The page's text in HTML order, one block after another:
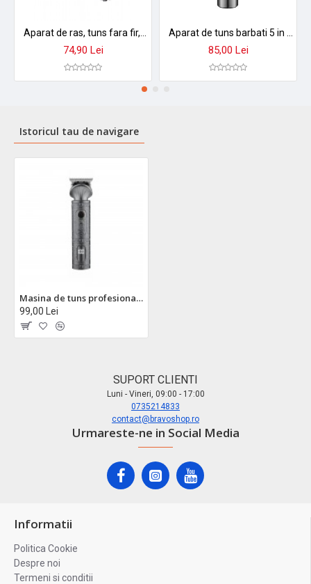
74,90 Lei 85,00 Lei
Istoricul tau de navigare
Masina de tuns profesionala zilan zln8665 - 6 capete interschimbabile, 8 nivele taiere, autonomie 170 min
99,00 Lei
SUPORT CLIENTI
Luni - Vineri, 09:00 - 17:00
0735214833
contact@bravoshop.ro
Urmareste-ne in Social Media
Informatii
Politica Cookie
Despre noi
Termeni si conditii